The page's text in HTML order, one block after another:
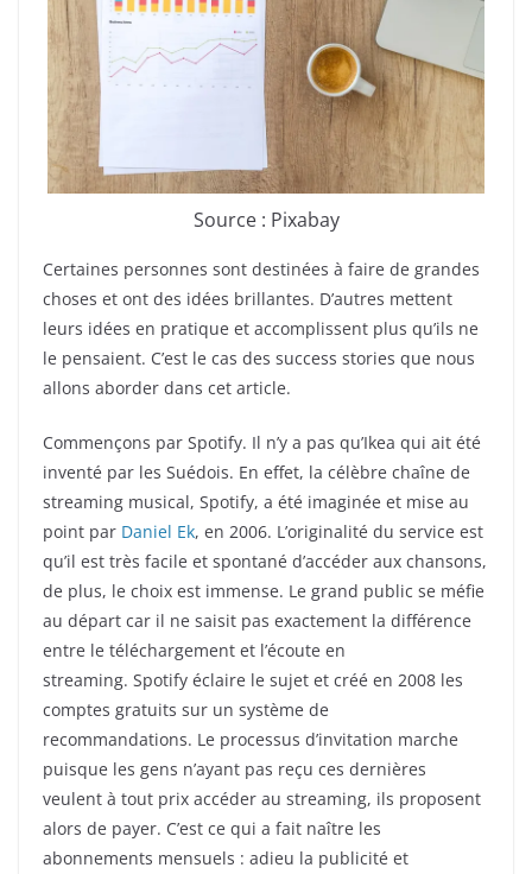
Source : Pixabay
Certaines personnes sont destinées à faire de grandes
choses et ont des idées brillantes. D’autres mettent
leurs idées en pratique et accomplissent plus qu’ils ne
le pensaient. C’est le cas des success stories que nous
allons aborder dans cet article.
Commençons par Spotify. Il n’y a pas qu’Ikea qui ait été
inventé par les Suédois. En effet, la célèbre chaîne de
streaming musical, Spotify, a été imaginée et mise au
point par Daniel Ek, en 2006. L’originalité du service est
qu’il est très facile et spontané d’accéder aux chansons,
de plus, le choix est immense. Le grand public se méfie
au départ car il ne saisit pas exactement la différence
entre le téléchargement et l’écoute en
streaming. Spotify éclaire le sujet et créé en 2008 les
comptes gratuits sur un système de
recommandations. Le processus d’invitation marche
puisque les gens n’ayant pas reçu ces dernières
veulent à tout prix accéder au streaming, ils proposent
alors de payer. C’est ce qui a fait naître les
abonnements mensuels : adieu la publicité et